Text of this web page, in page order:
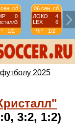
сб
0
3
1/2
06 сен, сб
ЛОКО
4
LEX
6
ЧР
1/2
2025
3:2, 1:2)